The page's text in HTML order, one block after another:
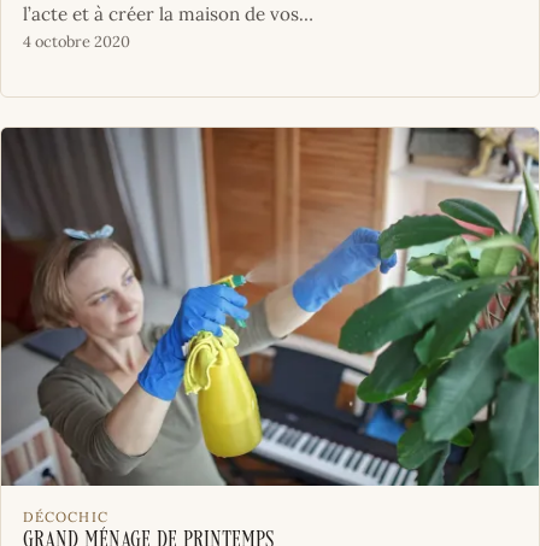
l’acte et à créer la maison de vos…
4 octobre 2020
DÉCOCHIC